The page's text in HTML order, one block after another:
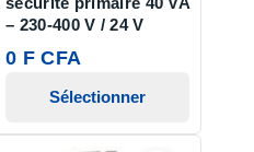
– 230-400 V / 24 V
0 F CFA
Sélectionner